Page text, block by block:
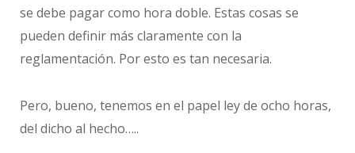
se debe pagar como hora doble. Estas cosas se
pueden definir más claramente con la
reglamentación. Por esto es tan necesaria.
Pero, bueno, tenemos en el papel ley de ocho horas,
del dicho al hecho…..